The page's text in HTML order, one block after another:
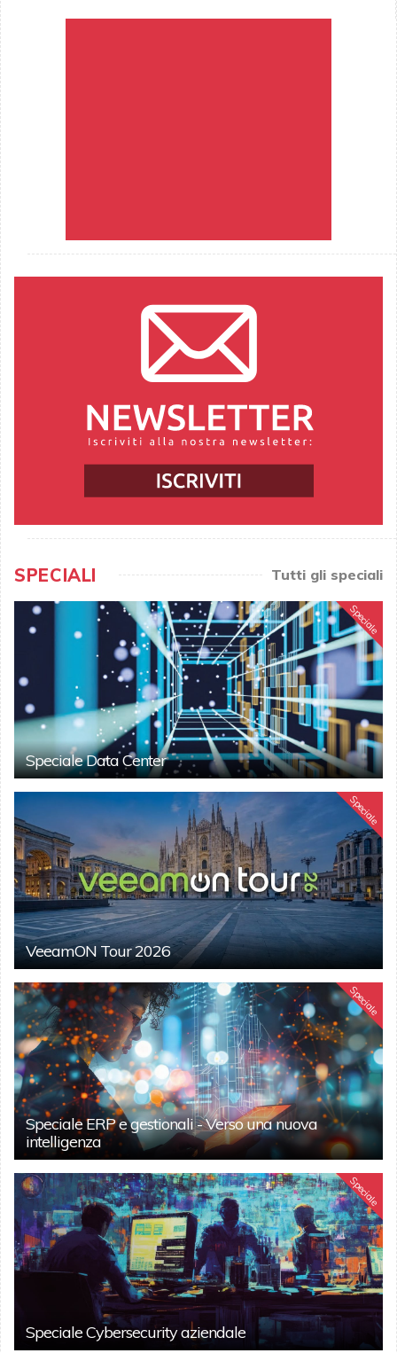
SPECIALI Tutti gli speciali
Speciale
Speciale Data Center
Speciale
VeeamON Tour 2026
Speciale
Speciale ERP e gestionali - Verso una nuova
intelligenza
Speciale
Speciale Cybersecurity aziendale